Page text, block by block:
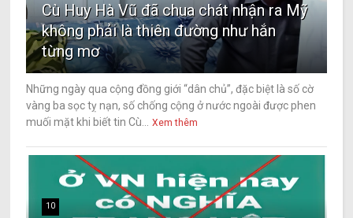
Cù Huy Hà Vũ đã chua chát nhận ra Mỹ
không phải là thiên đường như hắn
từng mơ
Những ngày qua cộng đồng giới “dân chủ”, đặc biệt là số cờ
vàng ba sọc tỵ nạn, số chống cộng ở nước ngoài được phen
muối mặt khi biết tin Cù...
Xem thêm
10